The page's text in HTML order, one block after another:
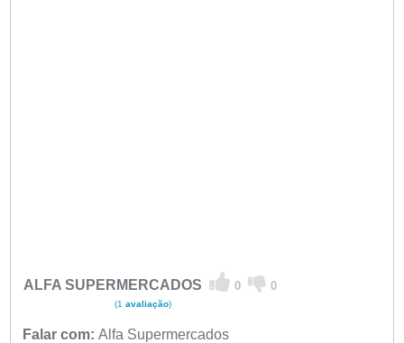
ALFA SUPERMERCADOS 0 0
(1 avaliação)
Falar com: Alfa Supermercados